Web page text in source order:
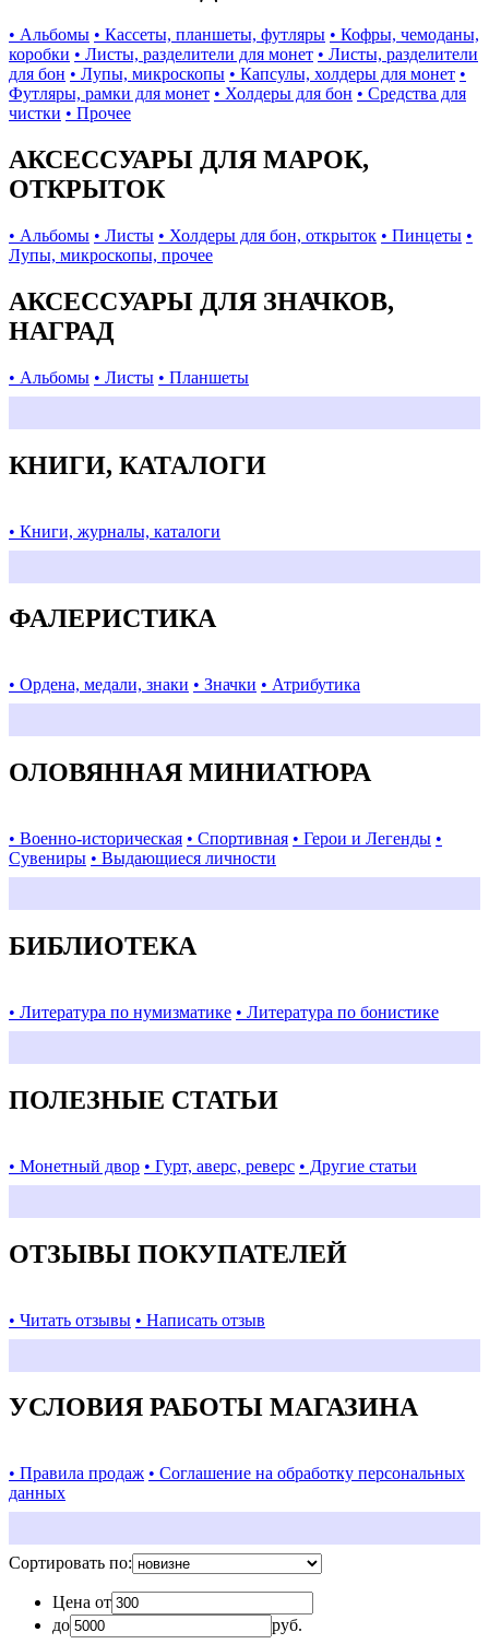
• Альбомы • Кассеты, планшеты, футляры • Кофры, чемоданы,
коробки • Листы, разделители для монет • Листы, разделители
для бон • Лупы, микроскопы • Капсулы, холдеры для монет •
Футляры, рамки для монет • Холдеры для бон • Средства для
чистки • Прочее
АКСЕССУАРЫ ДЛЯ МАРОК,
ОТКРЫТОК
• Альбомы • Листы • Холдеры для бон, открыток • Пинцеты •
Лупы, микроскопы, прочее
АКСЕССУАРЫ ДЛЯ ЗНАЧКОВ,
НАГРАД
• Альбомы • Листы • Планшеты
КНИГИ, КАТАЛОГИ
• Книги, журналы, каталоги
ФАЛЕРИСТИКА
• Ордена, медали, знаки • Значки • Атрибутика
ОЛОВЯННАЯ МИНИАТЮРА
• Военно-историческая • Спортивная • Герои и Легенды •
Сувениры • Выдающиеся личности
БИБЛИОТЕКА
• Литература по нумизматике • Литература по бонистике
ПОЛЕЗНЫЕ СТАТЬИ
• Монетный двор • Гурт, аверс, реверс • Другие статьи
ОТЗЫВЫ ПОКУПАТЕЛЕЙ
• Читать отзывы • Написать отзыв
УСЛОВИЯ РАБОТЫ МАГАЗИНА
• Правила продаж • Соглашение на обработку персональных
данных
Сортировать по:
Цена от
до
руб.